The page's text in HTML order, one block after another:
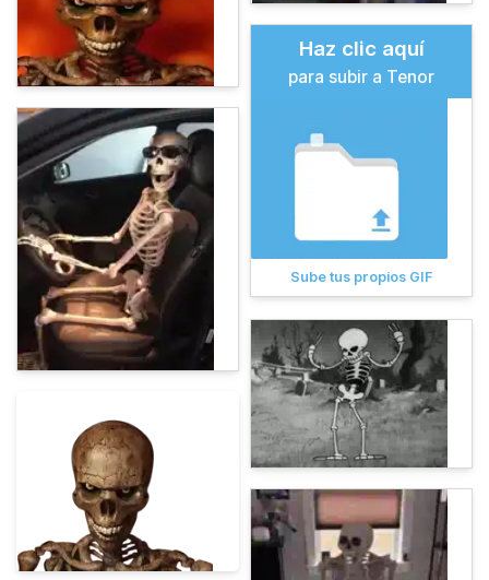
Haz clic aquí
para subir a Tenor
Sube tus propios GIF